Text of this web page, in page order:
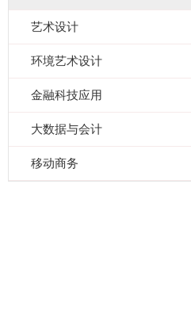
艺术设计
环境艺术设计
金融科技应用
大数据与会计
移动商务